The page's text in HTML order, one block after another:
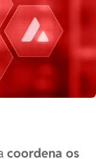
coordena os